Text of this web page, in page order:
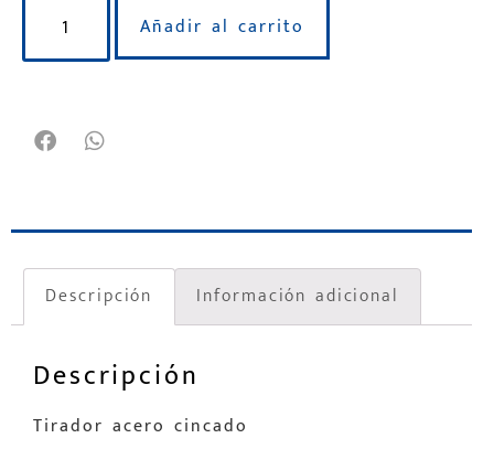
Añadir al carrito
Descripción Información adicional
Descripción
Tirador acero cincado